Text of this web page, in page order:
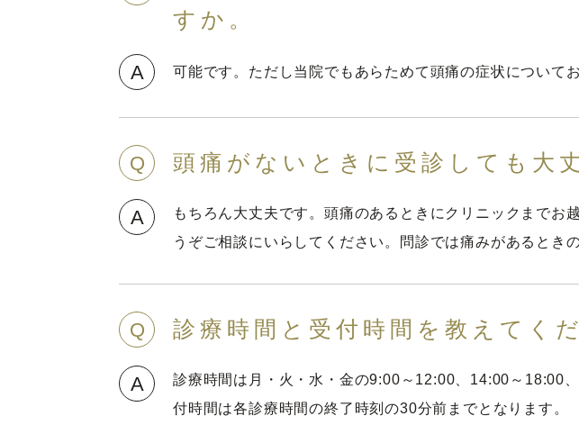
すか。
A 可能です。ただし当院でもあらためて頭痛の症状について
Q 頭痛がないときに受診しても大
A
もちろん大丈夫です。頭痛のあるときにクリニックまで
うぞご相談にいらしてください。問診では痛みがあるとき
Q 診療時間と受付時間を教えてく
A
診療時間は月・火・水・金の9:00～12:00、14:00～18:00
付時間は各診療時間の終了時刻の30分前までとなります。